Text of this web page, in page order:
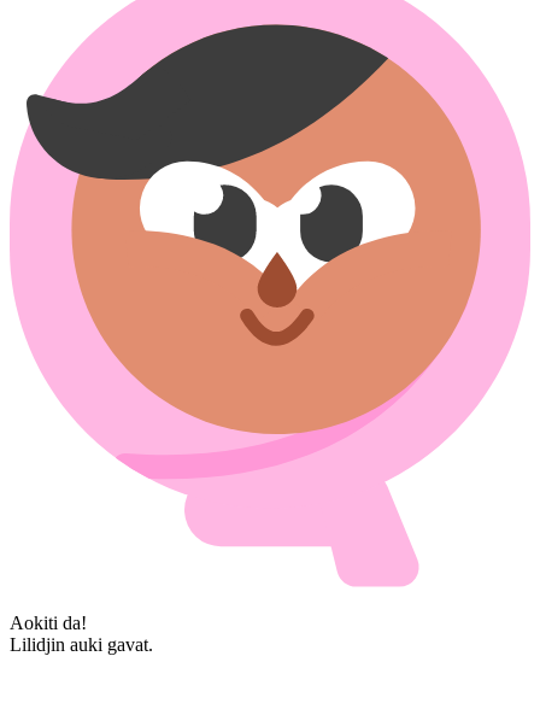
Aokiti da!
Lilidjin auki gavat.